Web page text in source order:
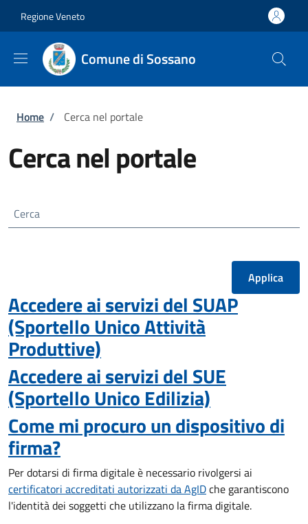
Regione Veneto
Comune di Sossano
Briciole di pane
Home / Cerca nel portale
Cerca nel portale
Cerca
Accedere ai servizi del SUAP
(Sportello Unico Attività
Produttive)
Accedere ai servizi del SUE
(Sportello Unico Edilizia)
Come mi procuro un dispositivo di
firma?
Per dotarsi di firma digitale è necessario rivolgersi ai
certificatori accreditati autorizzati da AgIDche garantiscono
l'identità dei soggetti che utilizzano la firma digitale.